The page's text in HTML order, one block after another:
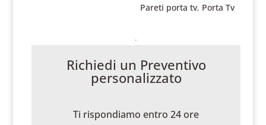
Pareti porta tv, Porta Tv
Richiedi un Preventivo
personalizzato
Ti rispondiamo entro 24 ore